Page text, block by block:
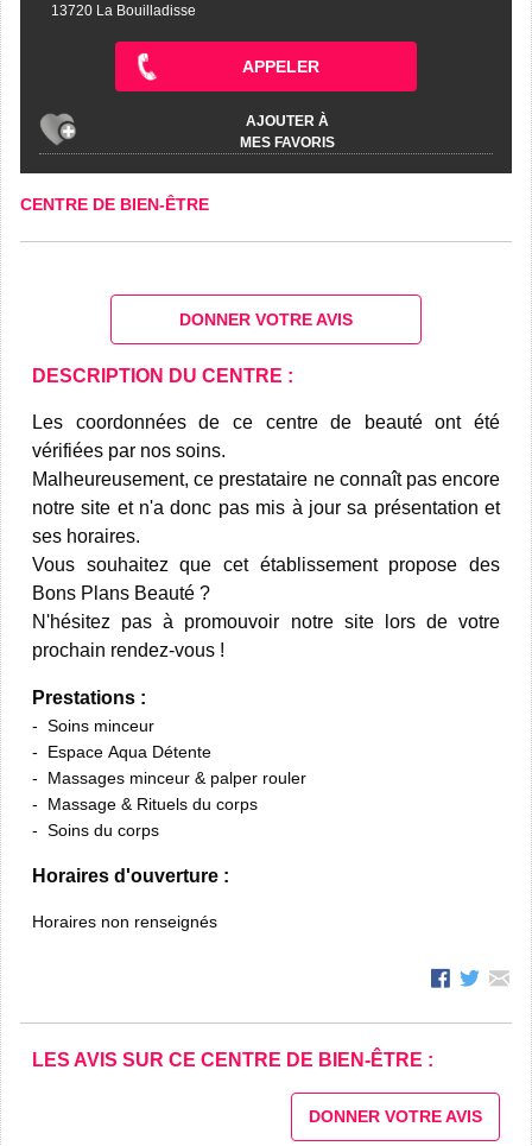
13720 La Bouilladisse
APPELER
AJOUTER À
MES FAVORIS
CENTRE DE BIEN-ÊTRE
DONNER VOTRE AVIS
DESCRIPTION DU CENTRE :
Les coordonnées de ce centre de beauté ont été
vérifiées par nos soins.
Malheureusement, ce prestataire ne connaît pas encore
notre site et n'a donc pas mis à jour sa présentation et
ses horaires.
Vous souhaitez que cet établissement propose des
Bons Plans Beauté ?
N'hésitez pas à promouvoir notre site lors de votre
prochain rendez-vous !
Prestations :
Soins minceur
Espace Aqua Détente
Massages minceur & palper rouler
Massage & Rituels du corps
Soins du corps
Horaires d'ouverture :
Horaires non renseignés
LES AVIS SUR CE CENTRE DE BIEN-ÊTRE :
DONNER VOTRE AVIS